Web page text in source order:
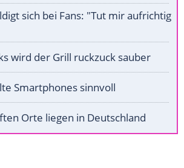
sich bei Fans: "Tut mir aufrichtig
wird der Grill ruckzuck sauber
Smartphones sinnvoll
Orte liegen in Deutschland